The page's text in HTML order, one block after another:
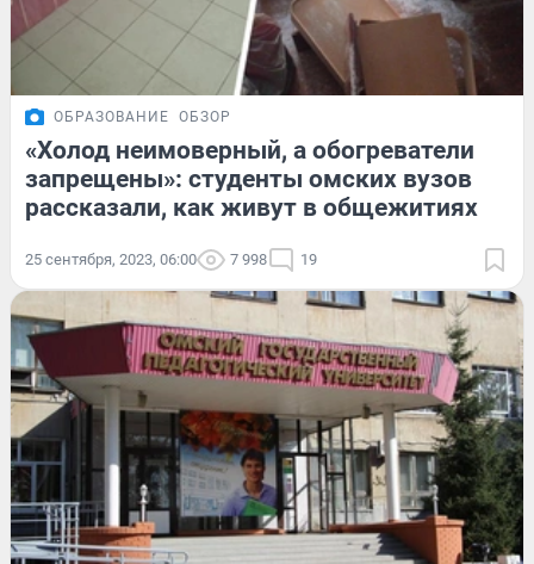
ОБРАЗОВАНИЕ ОБЗОР
«Холод неимоверный, а обогреватели
запрещены»: студенты омских вузов
рассказали, как живут в общежитиях
25 сентября, 2023, 06:00 7 998 19